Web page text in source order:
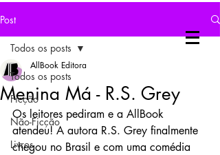
Post
Todos os posts
Ficção
Não-Ficção
Livros
Todos os posts
Menina Má - R.S. Grey
AllBook Editora
Os leitores pediram e a AllBook
atendeu! A autora R.S. Grey finalmente
chegou no Brasil e com uma comédia